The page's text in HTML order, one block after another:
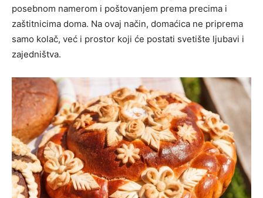
posebnom namerom i poštovanjem prema precima i
zaštitnicima doma. Na ovaj način, domaćica ne priprema
samo kolač, već i prostor koji će postati svetište ljubavi i
zajedništva.